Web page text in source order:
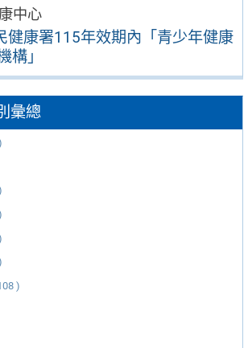
中心
健康署115年效期內「青少年健康
構」
彙總
)